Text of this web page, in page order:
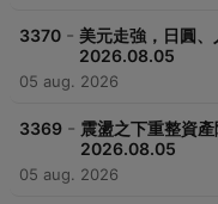
3370 - 美元走強，日圓
2026.08.05
05 aug. 2026
3369 - 震盪之下重整資
2026.08.05
05 aug. 2026